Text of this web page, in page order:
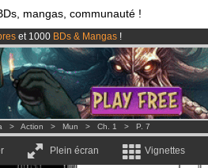
mangas, communauté !
et 1000 BDs & Mangas !
à partir de3.95 eurospar mois !Clique ici
est désormais lancé
> Action > Mun > Ch. 1 > P. 7
Plein écran Vignettes